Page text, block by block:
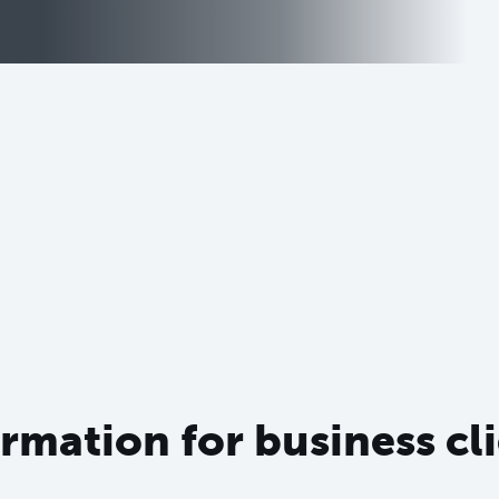
for business